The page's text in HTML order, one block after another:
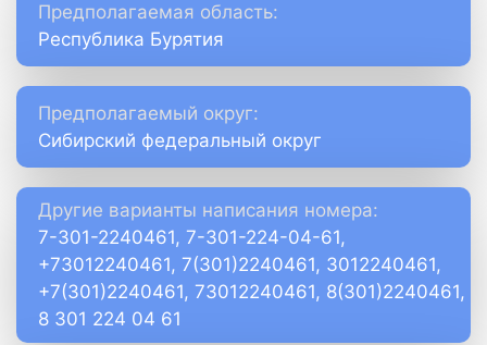
Предполагаемая область:
Республика Бурятия
Предполагаемый округ:
Сибирский федеральный округ
Другие варианты написания номера:
7-301-2240461, 7-301-224-04-61,
+73012240461, 7(301)2240461, 3012240461,
+7(301)2240461, 73012240461, 8(301)2240461,
8 301 224 04 61